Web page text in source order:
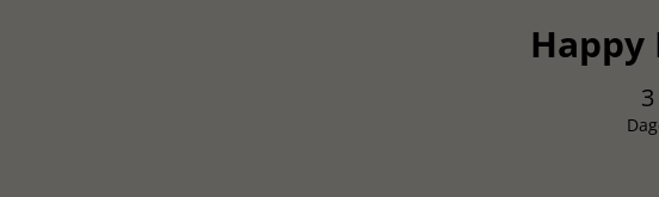
Happy
3